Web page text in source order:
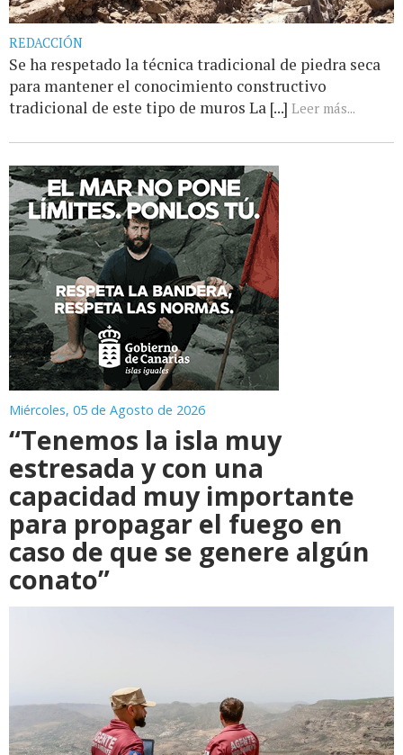
REDACCIÓN
Se ha respetado la técnica tradicional de piedra seca
para mantener el conocimiento constructivo
tradicional de este tipo de muros La [...] Leer más...
Miércoles, 05 de Agosto de 2026
“Tenemos la isla muy
estresada y con una
capacidad muy importante
para propagar el fuego en
caso de que se genere algún
conato”